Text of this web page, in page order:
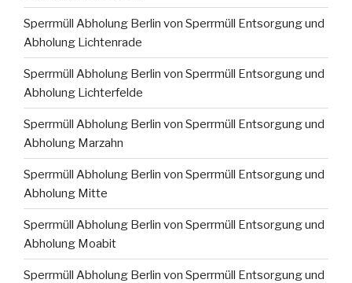
Sperrmüll Abholung Berlin von Sperrmüll Entsorgung und
Abholung Lichtenrade
Sperrmüll Abholung Berlin von Sperrmüll Entsorgung und
Abholung Lichterfelde
Sperrmüll Abholung Berlin von Sperrmüll Entsorgung und
Abholung Marzahn
Sperrmüll Abholung Berlin von Sperrmüll Entsorgung und
Abholung Mitte
Sperrmüll Abholung Berlin von Sperrmüll Entsorgung und
Abholung Moabit
Sperrmüll Abholung Berlin von Sperrmüll Entsorgung und